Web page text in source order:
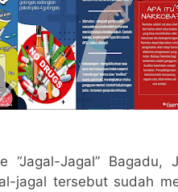
“Jagal-Jagal”
jagal tersebut sudah